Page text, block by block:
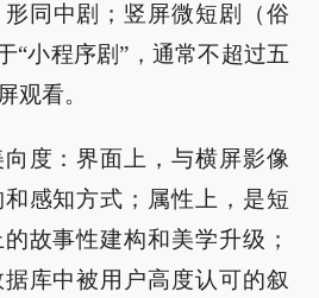
同中剧；竖屏微短剧（俗
“小程序剧”，通常不超过五
观看。
度：界面上，与横屏影像
感知方式；属性上，是短
故事性建构和美学升级；
库中被用户高度认可的叙